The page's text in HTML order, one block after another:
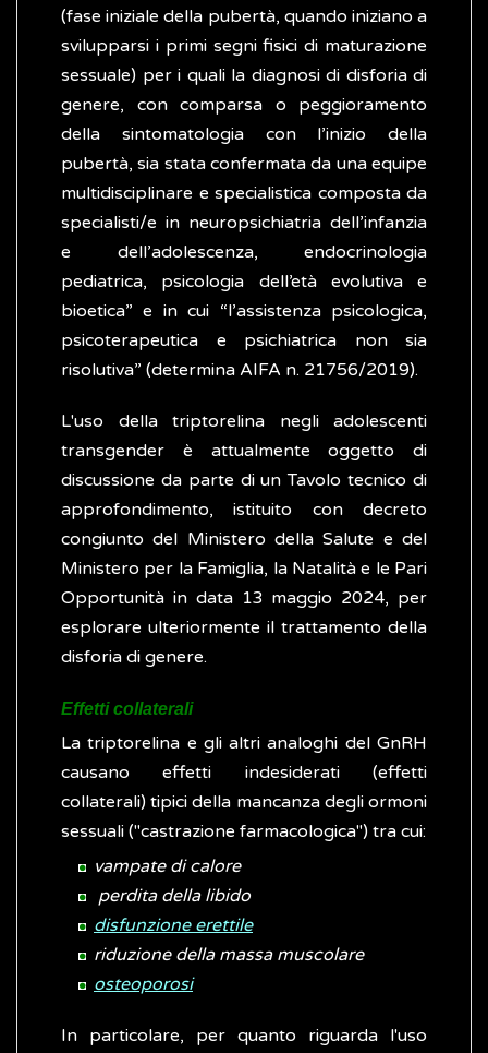
(fase iniziale della pubertà, quando iniziano a
svilupparsi i primi segni fisici di maturazione
sessuale) per i quali la diagnosi di disforia di
genere, con comparsa o peggioramento
della sintomatologia con l’inizio della
pubertà, sia stata confermata da una equipe
multidisciplinare e specialistica composta da
specialisti/e in neuropsichiatria dell’infanzia
e dell’adolescenza, endocrinologia
pediatrica, psicologia dell’età evolutiva e
bioetica” e in cui “l’assistenza psicologica,
psicoterapeutica e psichiatrica non sia
risolutiva” (determina AIFA n. 21756/2019).
L'uso della triptorelina negli adolescenti
transgender è attualmente oggetto di
discussione da parte di un Tavolo tecnico di
approfondimento, istituito con decreto
congiunto del Ministero della Salute e del
Ministero per la Famiglia, la Natalità e le Pari
Opportunità in data 13 maggio 2024, per
esplorare ulteriormente il trattamento della
disforia di genere.
Effetti collaterali
La triptorelina e gli altri analoghi del GnRH
causano effetti indesiderati (effetti
collaterali) tipici della mancanza degli ormoni
sessuali ("castrazione farmacologica") tra cui:
vampate di calore
perdita della libido
disfunzione erettile
riduzione della massa muscolare
osteoporosi
In particolare, per quanto riguarda l'uso